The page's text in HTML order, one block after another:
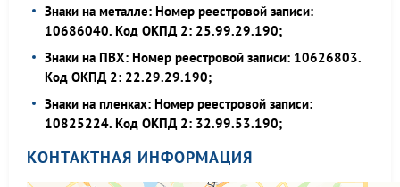
Знаки на металле: Номер реестровой записи:
10686040. Код ОКПД 2: 25.99.29.190;
Знаки на ПВХ: Номер реестровой записи: 10626803.
Код ОКПД 2: 22.29.29.190;
Знаки на пленках: Номер реестровой записи:
10825224. Код ОКПД 2: 32.99.53.190;
КОНТАКТНАЯ ИНФОРМАЦИЯ